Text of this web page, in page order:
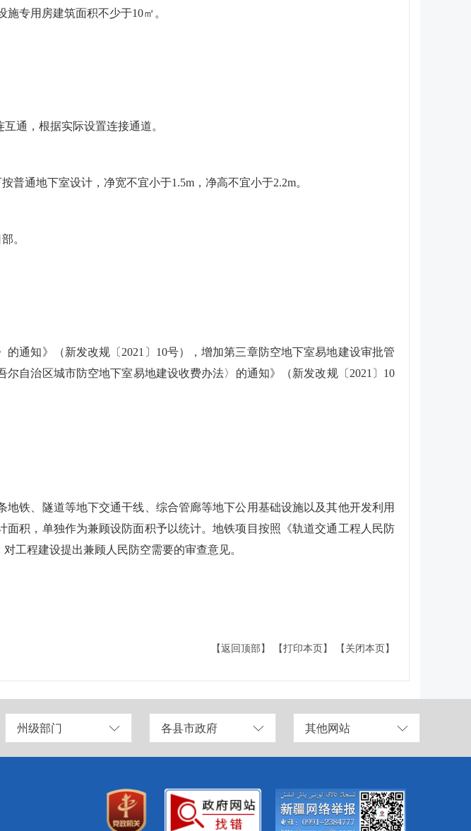
专用房建筑面积不少于10㎡。
通，根据实际设置连接通道。
通地下室设计，净宽不宜小于1.5m，净高不宜小于2.2m。
。
通知》（新发改规〔2021〕10号），增加第三章防空地下室易地建设审批管
自治区城市防空地下室易地建设收费办法〉的通知》（新发改规〔2021〕10
铁、隧道等地下交通干线、综合管廊等地下公用基础设施以及其他开发利用
积，单独作为兼顾设防面积予以统计。地铁项目按照《轨道交通工程人民防
工程建设提出兼顾人民防空需要的审查意见。
【返回顶部】
【打印本页】 【关闭本页】
州级部门 各县市政府 其他网站